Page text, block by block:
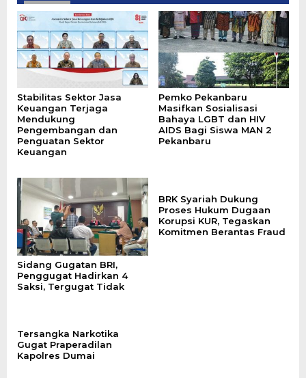
Stabilitas Sektor Jasa
Keuangan Terjaga
Mendukung
Pengembangan dan
Penguatan Sektor
Keuangan
‎Pemko Pekanbaru
Masifkan Sosialisasi
Bahaya LGBT dan HIV
AIDS Bagi Siswa MAN 2
Pekanbaru
Sidang Gugatan BRI,
Penggugat Hadirkan 4
Saksi, Tergugat Tidak
BRK Syariah Dukung
Proses Hukum Dugaan
Korupsi KUR, Tegaskan
Komitmen Berantas Fraud
Tersangka Narkotika
Gugat Praperadilan
Kapolres Dumai